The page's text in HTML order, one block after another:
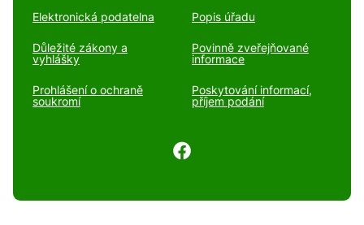
Elektronická podatelna Popis úřadu
Důležité zákony a
vyhlášky
Povinně zveřejňované
informace
Prohlášení o ochraně
soukromí
Poskytování informací,
příjem podání